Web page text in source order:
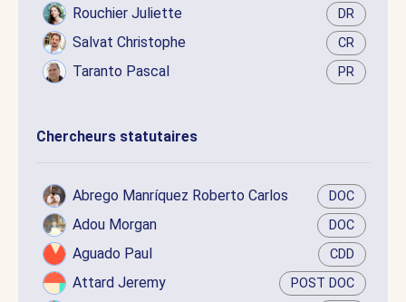
Rouchier Juliette DR
Salvat Christophe CR
Taranto Pascal PR
Chercheurs statutaires
Abrego Manríquez Roberto Carlos DOC
Adou Morgan DOC
Aguado Paul CDD
Attard Jeremy POST DOC